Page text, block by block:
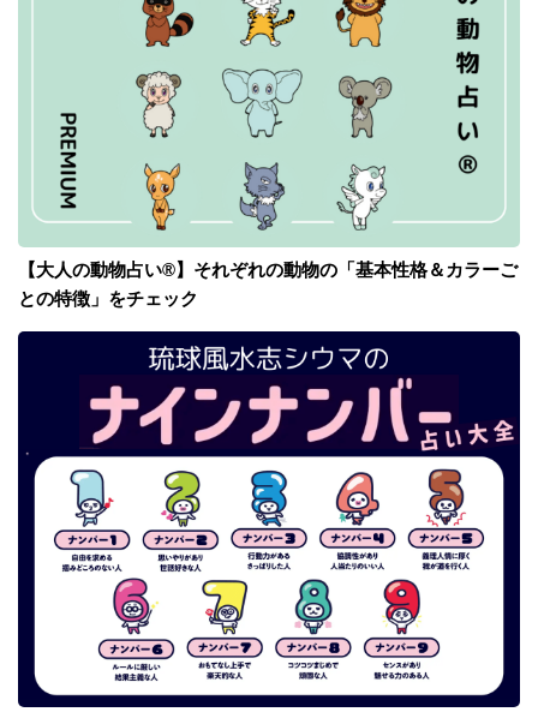
【大人の動物占い®】それぞれの動物の「基本性格＆カラーご
との特徴」をチェック